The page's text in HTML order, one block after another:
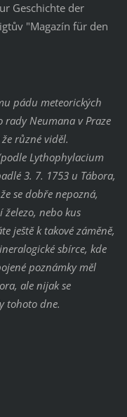
Geschichte der
"Magazín für den
pádu meteorických
rady Neumana v Praze
různé viděl.
Lythophylacium
3. 7. 1753 u Tábora,
se dobře nepozná,
nebo kus
ještě k takové záměně,
sbírce, kde
poznámky měl
ale nijak se
tohoto dne.